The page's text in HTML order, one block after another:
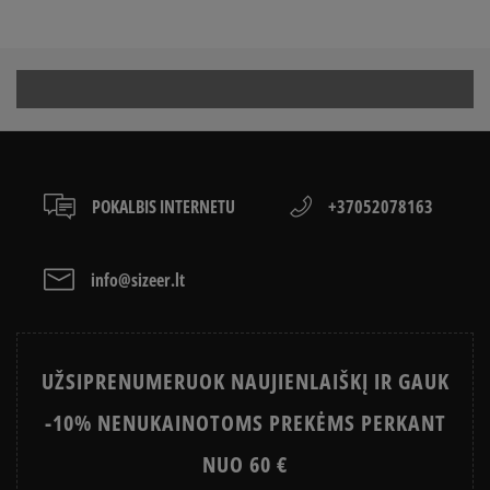
ON
VANS OLD SKOOL VS SUPERSTAR
LACOSTE ISTORIJA SNEAKER‘IŲ ISTORIJA
POKALBIS INTERNETU +37052078163
info@sizeer.lt
UŽSIPRENUMERUOK NAUJIENLAIŠKĮ IR GAUK
-10% NENUKAINOTOMS PREKĖMS PERKANT
NUO 60 €